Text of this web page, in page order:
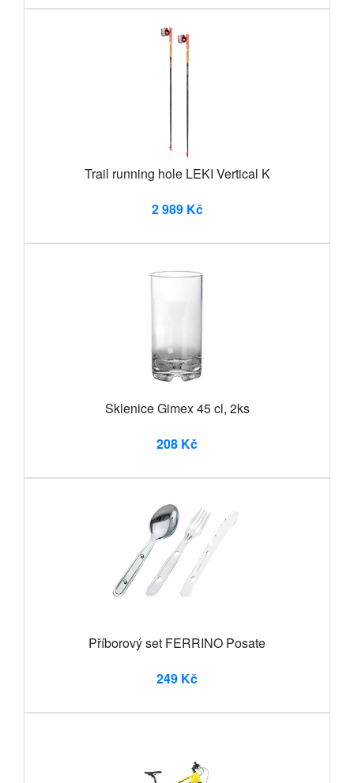
Trail running hole LEKI Vertical K
2 989 Kč
Sklenice Gimex 45 cl, 2ks
208 Kč
Příborový set FERRINO Posate
249 Kč